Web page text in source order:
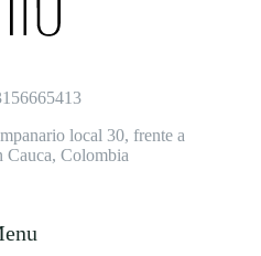
local 30, frente a
Cauca, Colombia